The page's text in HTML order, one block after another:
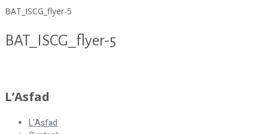
BAT_ISCG_flyer-5
BAT_ISCG_flyer-5
L’Asfad
L’Asfad